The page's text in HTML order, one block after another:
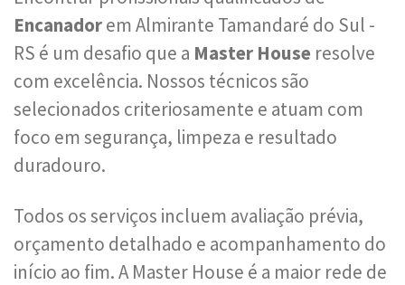
Encanadorem Almirante Tamandaré do Sul -
RS é um desafio que a Master House resolve
com excelência. Nossos técnicos são
selecionados criteriosamente e atuam com
foco em segurança, limpeza e resultado
duradouro.
Todos os serviços incluem avaliação prévia,
orçamento detalhado e acompanhamento do
início ao fim. A Master House é a maior rede de